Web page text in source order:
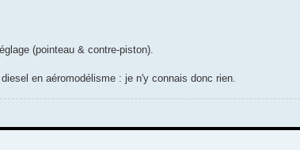
(pointeau & contre-piston).
en aéromodélisme : je n'y connais donc rien.